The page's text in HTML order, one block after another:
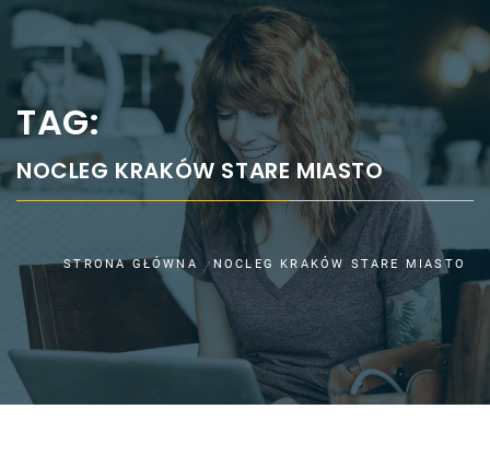
TAG:
NOCLEG KRAKÓW STARE MIASTO
STRONA GŁÓWNA NOCLEG KRAKÓW STARE MIASTO